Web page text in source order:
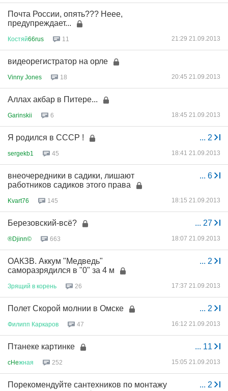
Почта России, опять??? Неее,
предупреждает...
Костяй66rus 11 21:29 21.09.2013
видеорегистратор на орле
Vinny Jones 18 20:45 21.09.2013
Аллах акбар в Питере...
Garinskii 6 18:45 21.09.2013
... 2
Я родился в СССР !
sergekb1 45 18:41 21.09.2013
... 6
внеочередники в садики, лишают
работников садиков этого права
Kvart76 145 18:15 21.09.2013
... 27
Березовский-всё?
®Djinn© 663 18:07 21.09.2013
... 2
ОАКЗВ. Аккум "Медведь"
саморазрядился в "0" за 4 м
Зрящий в корень 26 17:37 21.09.2013
... 2
Полет Скорой молнии в Омске
Филипп Каркаров 47 16:12 21.09.2013
... 11
Птанеке картинке
cHeжная 252 15:05 21.09.2013
... 2
Порекомендуйте сантехников по монтажу